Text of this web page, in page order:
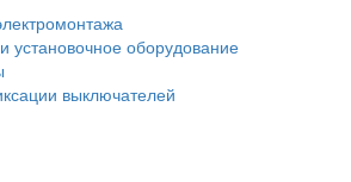
установочное оборудование
выключателей